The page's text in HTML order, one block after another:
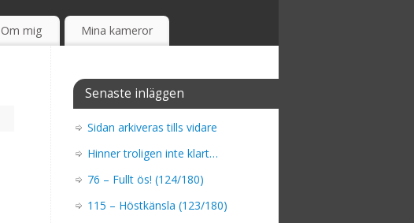
Om mig Mina kameror
Senaste inläggen
Sidan arkiveras tills vidare
Hinner troligen inte klart…
76 – Fullt ös! (124/180)
115 – Höstkänsla (123/180)